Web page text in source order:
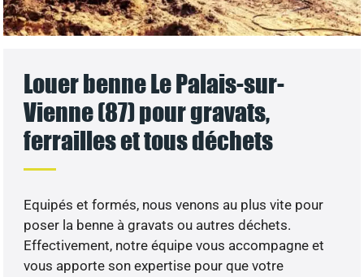
Louer benne Le Palais-sur-
Vienne (87) pour gravats,
ferrailles et tous déchets
Equipés et formés, nous venons au plus vite pour
poser la benne à gravats ou autres déchets.
Effectivement, notre équipe vous accompagne et
vous apporte son expertise pour que votre